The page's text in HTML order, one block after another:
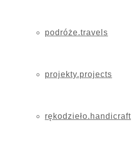
podróże.travels
projekty.projects
rękodzieło.handicraft